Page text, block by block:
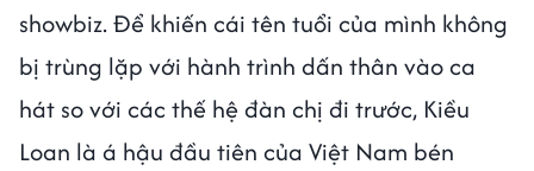
showbiz. Để khiến cái tên tuổi của mình không
bị trùng lặp với hành trình dấn thân vào ca
hát so với các thế hệ đàn chị đi trước, Kiều
Loan là á hậu đầu tiên của Việt Nam bén